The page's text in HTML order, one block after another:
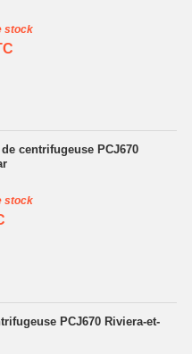
stock
centrifugeuse PCJ670
stock
PCJ670 Riviera-et-